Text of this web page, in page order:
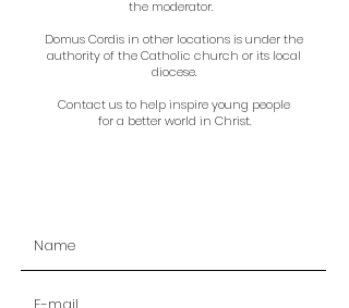
the moderator.
Domus Cordis in other locations is under the
authority of the Catholic church or its local
diocese.
Contact us to help inspire young people
for a better world in Christ.